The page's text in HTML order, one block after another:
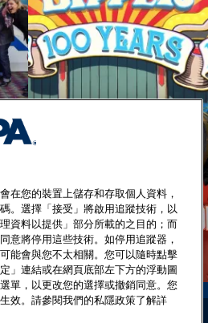
在您的裝置上儲存和存取個人資料，
。選擇「接受」將啟用追蹤技術，以
資料以提供」部分所載的之目的；而
意將停用這些技術。如停用追蹤器，
能會與您不太相關。您可以隨時點擊
」連結或在網頁底部左下方的浮動圖
單，以更改您的選擇或撤銷同意。您
效。請參閱我們的私隱政策了解詳